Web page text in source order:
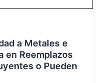
a Metales e
en Reemplazos
o Pueden